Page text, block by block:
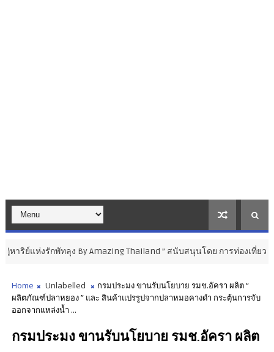
ลุง By Amazing Thailand ” สนับสนุนโดย การท่องเที่ยวแห่งประเทศ
Home Unlabelled
กรมประมง ขานรับนโยบาย รมช.อัครา ผลิต “
ผลิตภัณฑ์ปลาหยอง ” และ สินค้าแปรรูปจากปลาหมอคางดำ กระตุ้นการจับ
ออกจากแหล่งน้ำ ...
กรมประมง ขานรับนโยบาย รมช.อัครา ผลิต